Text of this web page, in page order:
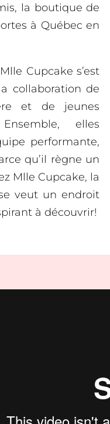
la boutique de
à Québec en
Cupcake s’est
collaboration de
et de jeunes
elles
performante,
qu’il règne un
Mlle Cupcake, la
veut un endroit
à découvrir!